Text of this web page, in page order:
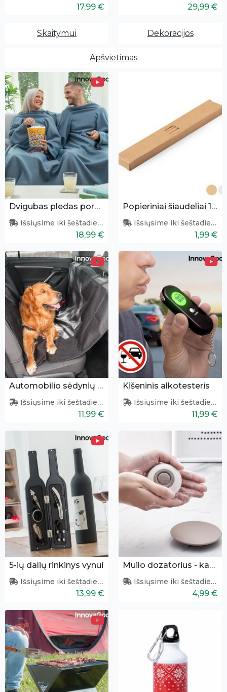
17,99 € 29,99 €
Skaitymui Dekoracijos
Apšvietimas
Dvigubas pledas poroms
Išsiųsime iki šeštadienio
18,99 €
Popieriniai šiaudeliai 10vnt.
Išsiųsime iki šeštadienio
1,99 €
Automobilio sėdynių užtiesalas gyvūnams
Išsiųsime iki šeštadienio
11,99 €
Kišeninis alkotesteris
Išsiųsime iki šeštadienio
11,99 €
5-ių dalių rinkinys vynui
Išsiųsime iki šeštadienio
13,99 €
Muilo dozatorius - kapsulė
Išsiųsime iki šeštadienio
4,99 €